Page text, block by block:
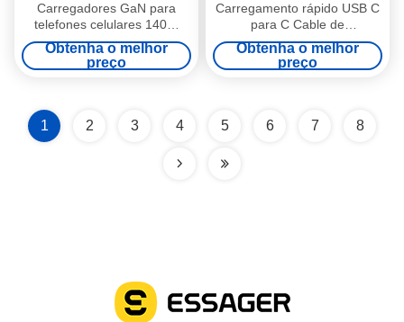
Carregadores GaN para
telefones celulares 140W
com 3 portas em 1 USB A 2
Tipo C PST-140C2A-LB-GAN
Series
Obtenha o melhor
preço
Carregamento rápido USB C
para C Cable de
carregamento móvel 20V /
3A Max para multimídia
Obtenha o melhor
preço
1 2 3 4 5 6 7 8